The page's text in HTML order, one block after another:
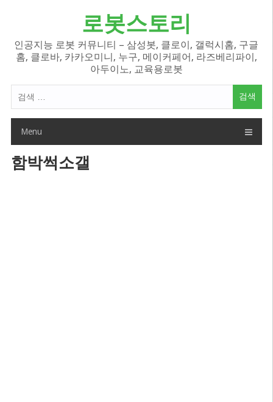
로봇스토리
인공지능 로봇 커뮤니티 – 삼성봇, 클로이, 갤럭시홈, 구글
홈, 클로바, 카카오미니, 누구, 메이커페어, 라즈베리파이,
아두이노, 교육용로봇
색
Menu
함박썩소갤